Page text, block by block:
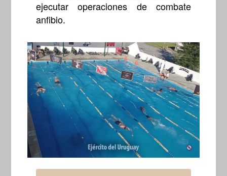
ejecutar operaciones de combate
anfibio.